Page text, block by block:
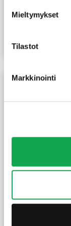
Mieltymykset
Tilastot
Markkinointi
Kulmalevy
mm sinkitty
7,70€/kpl